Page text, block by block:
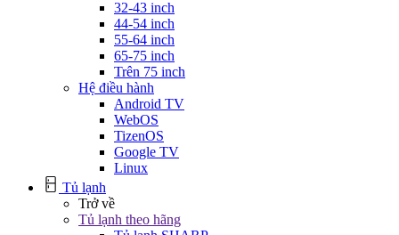
32-43 inch
44-54 inch
55-64 inch
65-75 inch
Trên 75 inch
Hệ điều hành
Android TV
WebOS
TizenOS
Google TV
Linux
Tủ lạnh
Trở về
Tủ lạnh theo hãng